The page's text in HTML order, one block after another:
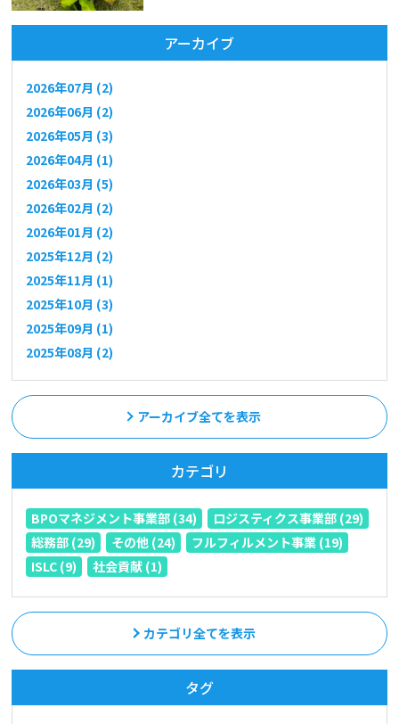
アーカイブ
2026年07月 (2)
2026年06月 (2)
2026年05月 (3)
2026年04月 (1)
2026年03月 (5)
2026年02月 (2)
2026年01月 (2)
2025年12月 (2)
2025年11月 (1)
2025年10月 (3)
2025年09月 (1)
2025年08月 (2)
アーカイブ全てを表示
カテゴリ
BPOマネジメント事業部 (34)
ロジスティクス事業部 (29)
総務部 (29)
その他 (24)
フルフィルメント事業 (19)
ISLC (9)
社会貢献 (1)
カテゴリ全てを表示
タグ